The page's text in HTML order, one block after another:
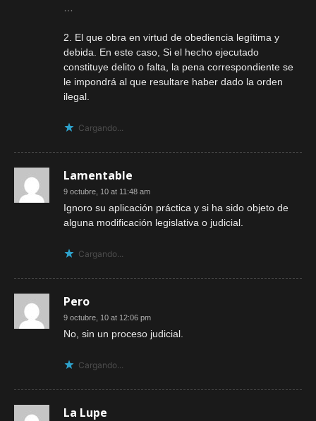
2. El que obra en virtud de obediencia legítima y
debida. En este caso, Si el hecho ejecutado
constituye delito o falta, la pena correspondiente se
le impondrá al que resultare haber dado la orden
ilegal.
Cargando...
Lamentable
9 octubre, 10 at 11:48 am
Ignoro su aplicación práctica y si ha sido objeto de
alguna modificación legislativa o judicial.
Cargando...
Pero
9 octubre, 10 at 12:06 pm
No, sin un proceso judicial.
Cargando...
La Lupe